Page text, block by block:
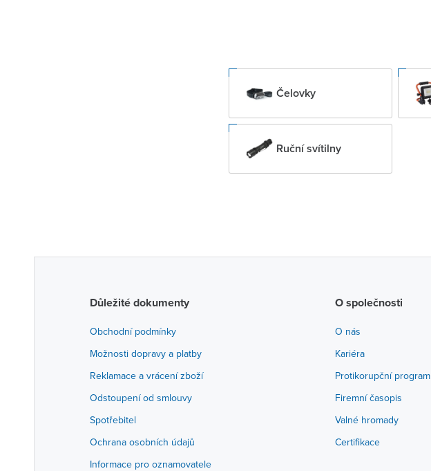
Čelovky
Ruční svítilny
Důležité dokumenty
Obchodní podmínky
Možnosti dopravy a platby
Reklamace a vrácení zboží
Odstoupení od smlouvy
Spotřebitel
Ochrana osobních údajů
Informace pro oznamovatele
O společnosti
O nás
Kariéra
Protikorupční program
Firemní časopis
Valné hromady
Certifikace